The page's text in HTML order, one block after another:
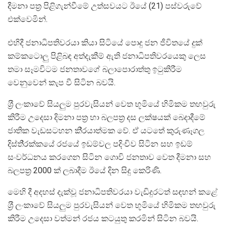
දීමනා පත‍්‍ර පිළිගැන්වීමේ උත්සවයට ඊයේ (21) පස්වරුවේ
එක්වෙමින්.
එහිදී ජනාධිපතිවරයා කියා සිටියේ පොදු ජන ජීවිතයේ දුක්
කම්කටොලු පිළිබඳ අත්දැකීම් ඇති ජනාධිපතිවරයෙකු ලෙස
තමා සෑමවිටම ජනතාවගේ බලාපොරාත්තු ඉටුකිරීම
වෙනුවෙන් කැප වී සිටින බවයි.
ශ‍්‍රී ලංකාවේ සියලුම පුරවැසියන් වෙත භූමියේ හිමිකම තහවුරු
කිරීම උදෙසා දිමනා පත‍්‍ර හා බලපත‍්‍ර දස ලක්ෂයක් බෙදාදීමේ
ජාතික වැඩසටහන කි‍්‍රයාත්මක වේ. ඒ යටතේ කුරුණෑගල
දිස්ති‍්‍රක්කයේ රජයේ ඉඩම්වල පදිංචිව සිටින සහ ඉඩම්
සංවර්ධනය කරගෙන සිටින ගොවි ජනතාව වෙත දීමනා සහ
බලපත‍්‍ර 2000 ක් ලබාදීම ඊයේ දින සිදු කෙරිණි.
මෙහි දී අදහස් දැක්වූ ජනාධිපතිවරයා වැඩිදුරටත් සඳහන් කළේ
ශ‍්‍රී ලංකාවේ සියලුම පුරවැසියන් වෙත භූමියේ හිමිකම තහවුරු
කිරීම උදෙසා වත්මන් රජය කටයුතු කරමින් සිටින බවයි.